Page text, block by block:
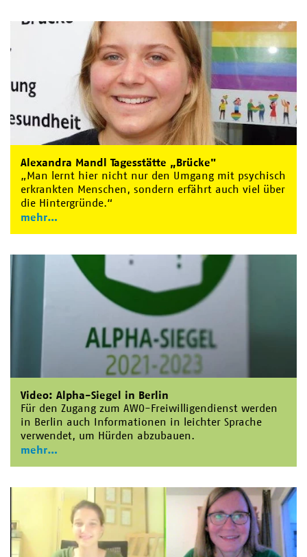
Alexandra Mandl Tagesstätte „Brücke"
„Man lernt hier nicht nur den Umgang mit psychisch
erkrankten Menschen, sondern erfährt auch viel über
die Hintergründe.“
mehr
Video: Alpha-Siegel in Berlin
Für den Zugang zum AWO-Freiwilligendienst werden
in Berlin auch Informationen in leichter Sprache
verwendet, um Hürden abzubauen.
mehr